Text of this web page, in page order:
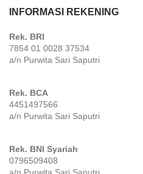
INFORMASI REKENING
Rek. BRI
7854 01 0028 37534
a/n Purwita Sari Saputri
Rek. BCA
4451497566
a/n Purwita Sari Saputri
Rek. BNI Syariah
0796509408